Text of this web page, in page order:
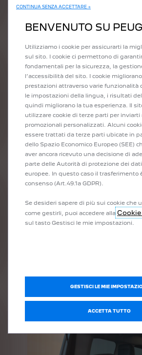
CONTINUA SENZA ACCETTARE →
BENVENUTO SU
Utilizziamo i cookie per assicurarti la
sul sito. I cookie ci permettono di
fondamentali per la sicurezza, la
l’accessibilità del sito. I cookie
prestazioni attraverso varie funzionalità
le impostazioni della lingua, i risultati
quindi migliorano la tua esperienza. Il
utilizzare cookie di terze parti per inviarti
promozionali personalizzati. Alcuni
essere trattati da terze parti ubicate in
dello Spazio Economico Europeo (SEE)
aver ancora ricevuto una decisione di
parte delle Autorità di protezione dei
europee. In questo caso il trasferimento
consenso (Art.49.1a GDPR).
Se desideri sapere di più sui cookie che
come gestirli, puoi accedere alla
sul tasto Gestisci le mie impostazioni.
GESTISCI LE MIE
ACCETTA TUTTO